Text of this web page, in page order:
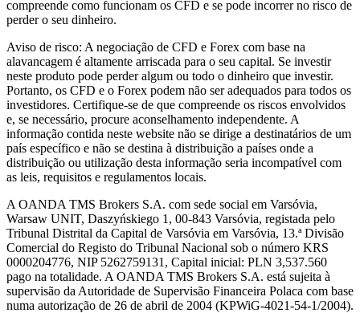
compreende como funcionam os CFD e se pode incorrer no risco de
perder o seu dinheiro.
Aviso de risco: A negociação de CFD e Forex com base na
alavancagem é altamente arriscada para o seu capital. Se investir
neste produto pode perder algum ou todo o dinheiro que investir.
Portanto, os CFD e o Forex podem não ser adequados para todos os
investidores. Certifique-se de que compreende os riscos envolvidos
e, se necessário, procure aconselhamento independente. A
informação contida neste website não se dirige a destinatários de um
país específico e não se destina à distribuição a países onde a
distribuição ou utilização desta informação seria incompatível com
as leis, requisitos e regulamentos locais.
A OANDA TMS Brokers S.A. com sede social em Varsóvia,
Warsaw UNIT, Daszyńskiego 1, 00-843 Varsóvia, registada pelo
Tribunal Distrital da Capital de Varsóvia em Varsóvia, 13.ª Divisão
Comercial do Registo do Tribunal Nacional sob o número KRS
0000204776, NIP 5262759131, Capital inicial: PLN 3,537.560
pago na totalidade. A OANDA TMS Brokers S.A. está sujeita à
supervisão da Autoridade de Supervisão Financeira Polaca com base
numa autorização de 26 de abril de 2004 (KPWiG-4021-54-1/2004).